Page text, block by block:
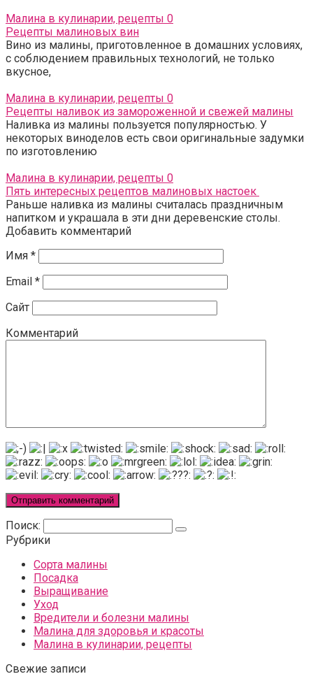
Малина в кулинарии, рецепты 0
Рецепты малиновых вин
Вино из малины, приготовленное в домашних условиях,
с соблюдением правильных технологий, не только
вкусное,
Малина в кулинарии, рецепты 0
Рецепты наливок из замороженной и свежей малины
Наливка из малины пользуется популярностью. У
некоторых виноделов есть свои оригинальные задумки
по изготовлению
Малина в кулинарии, рецепты 0
Пять интересных рецептов малиновых настоек
Раньше наливка из малины считалась праздничным
напитком и украшала в эти дни деревенские столы.
Добавить комментарий
Имя *
Email *
Сайт
Комментарий
Поиск:
Рубрики
Сорта малины
Посадка
Выращивание
Уход
Вредители и болезни малины
Малина для здоровья и красоты
Малина в кулинарии, рецепты
Свежие записи